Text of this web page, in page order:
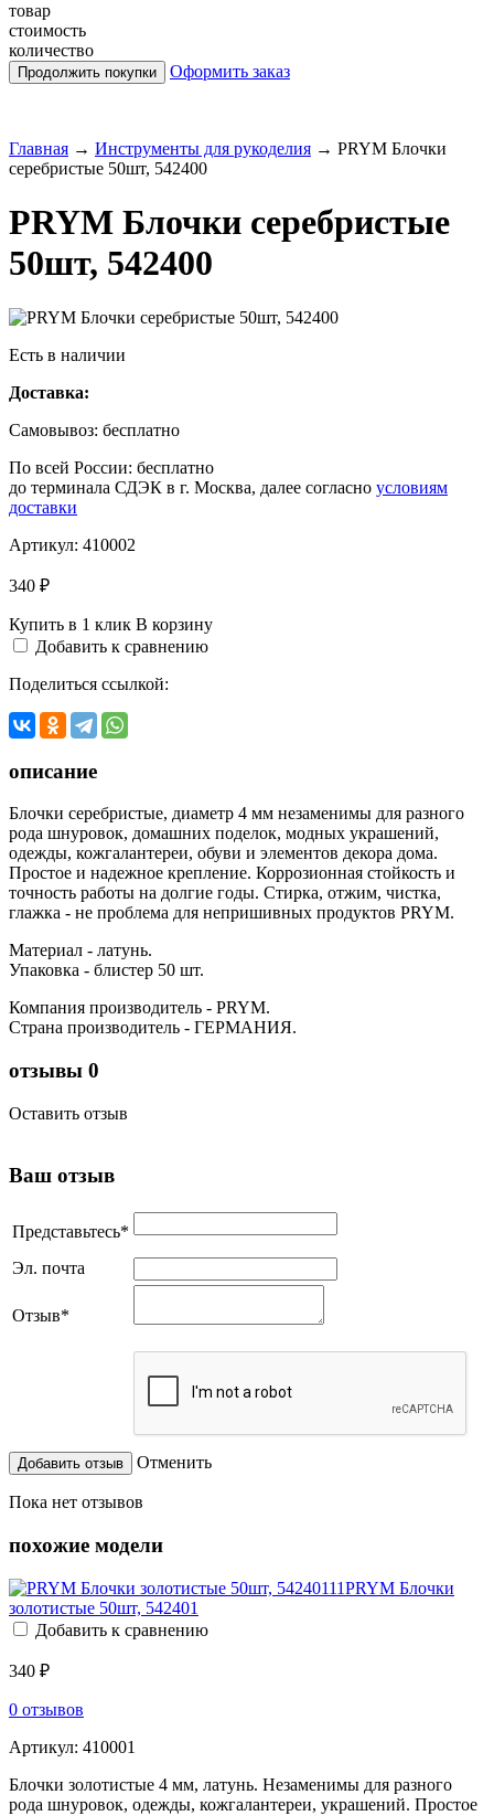
товар
стоимость
количество
Оформить заказ
Главная → Инструменты для рукоделия → PRYM Блочки
серебристые 50шт, 542400
PRYM Блочки серебристые
50шт, 542400
Есть в наличии
Доставка:
Самовывоз: бесплатно
По всей России: бесплатно
до терминала СДЭК в г. Москва, далее согласно условиям
доставки
Артикул: 410002
340 ₽
Купить в 1 клик В корзину
Добавить к сравнению
Поделиться ссылкой:
описание
Блочки серебристые, диаметр 4 мм незаменимы для разного
рода шнуровок, домашних поделок, модных украшений,
одежды, кожгалантереи, обуви и элементов декора дома.
Простое и надежное крепление. Коррозионная стойкость и
точность работы на долгие годы. Стирка, отжим, чистка,
глажка - не проблема для непришивных продуктов PRYM.
Материал - латунь.
Упаковка - блистер 50 шт.
Компания производитель - PRYM.
Страна производитель - ГЕРМАНИЯ.
отзывы 0
Оставить отзыв
Ваш отзыв
Представьтесь*
Эл. почта
Отзыв*
Отменить
Пока нет отзывов
похожие модели
PRYM Блочки
золотистые 50шт, 542401
Добавить к сравнению
340 ₽
0 отзывов
Артикул: 410001
Блочки золотистые 4 мм, латунь. Незаменимы для разного
рода шнуровок, одежды, кожгалантереи, украшений. Простое